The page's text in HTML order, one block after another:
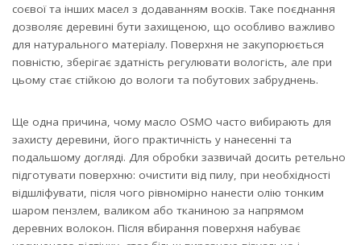
соєвої та інших масел з додаванням восків. Таке поєднання
дозволяє деревині бути захищеною, що особливо важливо
для натурального матеріалу. Поверхня не закупорюється
повністю, зберігає здатність регулювати вологість, але при
цьому стає стійкою до вологи та побутових забруднень.
Ще одна причина, чому масло OSMO часто вибирають для
захисту деревини, його практичність у нанесенні та
подальшому догляді. Для обробки зазвичай досить ретельно
підготувати поверхню: очистити від пилу, при необхідності
відшліфувати, після чого рівномірно нанести олію тонким
шаром пензлем, валиком або тканиною за напрямом
деревних волокон. Після вбирання поверхня набуває